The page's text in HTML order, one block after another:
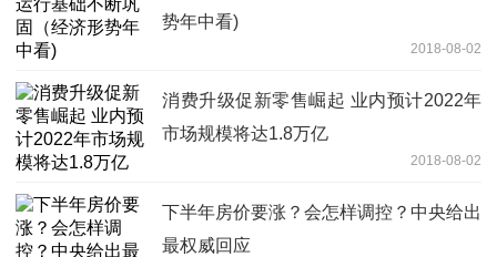
势年中看)
2018-08-02
消费升级促新零售崛起 业内预计2022年
市场规模将达1.8万亿
2018-08-02
下半年房价要涨？会怎样调控？中央给出
最权威回应